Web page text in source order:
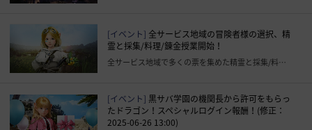
[イベント] 全サービス地域の冒険者様の選択、精
霊と採集/料理/錬金授業開始！
全サービス地域で多くの票を集めた精霊と採集/料理/錬金の授業が始まります。
[イベント] 黒サバ学園の機関長から許可をもらっ
たドラゴン！スペシャルログイン報酬！(修正：
2025-06-26 13:00)